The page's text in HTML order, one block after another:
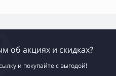
об акциях и скидках?
и покупайте с выгодой!